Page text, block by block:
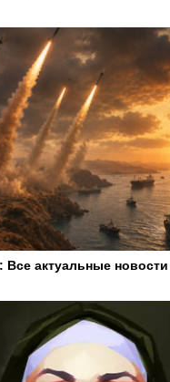
Все актуальные